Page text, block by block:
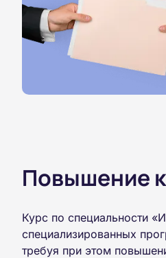
Повышение
Курс по специальности
специализированных
требуя при этом